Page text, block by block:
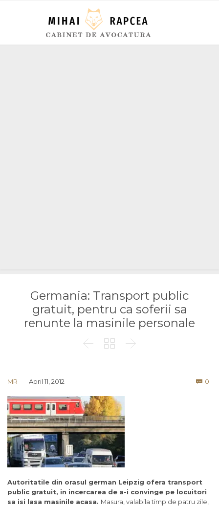
Germania: Transport public
gratuit, pentru ca soferii sa
renunte la masinile personale
  
MR April 11, 2012  0
Autoritatile din orasul german Leipzig ofera transport
public gratuit, in incercarea de a-i convinge pe locuitori
sa isi lasa masinile acasa. Masura, valabila timp de patru zile,